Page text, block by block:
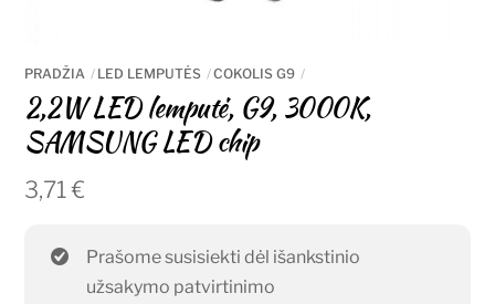
PRADŽIA LED LEMPUTĖS COKOLIS G9
2,2W LED lemputė, G9, 3000K,
SAMSUNG LED chip
3,71€
Prašome susisiekti dėl išankstinio
užsakymo patvirtinimo